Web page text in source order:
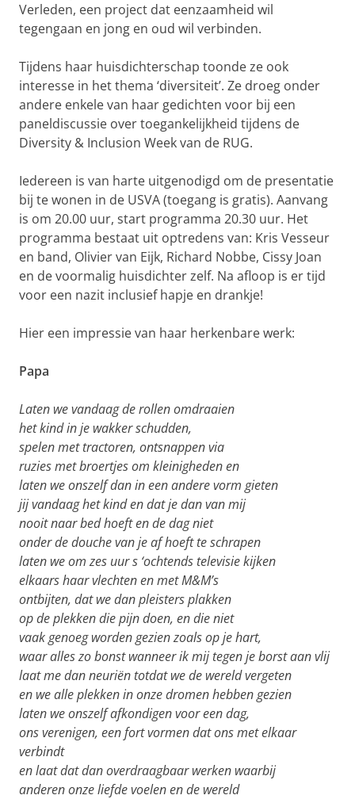
Verleden, een project dat eenzaamheid wil
tegengaan en jong en oud wil verbinden.
Tijdens haar huisdichterschap toonde ze ook
interesse in het thema ‘diversiteit’. Ze droeg onder
andere enkele van haar gedichten voor bij een
paneldiscussie over toegankelijkheid tijdens de
Diversity & Inclusion Week van de RUG.
Iedereen is van harte uitgenodigd om de presentatie
bij te wonen in de USVA (toegang is gratis). Aanvang
is om 20.00 uur, start programma 20.30 uur. Het
programma bestaat uit optredens van: Kris Vesseur
en band, Olivier van Eijk, Richard Nobbe, Cissy Joan
en de voormalig huisdichter zelf. Na afloop is er tijd
voor een nazit inclusief hapje en drankje!
Hier een impressie van haar herkenbare werk:
Papa
Laten we vandaag de rollen omdraaien
het kind in je wakker schudden,
spelen met tractoren, ontsnappen via
ruzies met broertjes om kleinigheden en
laten we onszelf dan in een andere vorm gieten
jij vandaag het kind en dat je dan van mij
nooit naar bed hoeft en de dag niet
onder de douche van je af hoeft te schrapen
laten we om zes uur s ‘ochtends televisie kijken
elkaars haar vlechten en met M&M’s
ontbijten, dat we dan pleisters plakken
op de plekken die pijn doen, en die niet
vaak genoeg worden gezien zoals op je hart,
waar alles zo bonst wanneer ik mij tegen je borst aan vlij
laat me dan neuriën totdat we de wereld vergeten
en we alle plekken in onze dromen hebben gezien
laten we onszelf afkondigen voor een dag,
ons verenigen, een fort vormen dat ons met elkaar
verbindt
en laat dat dan overdraagbaar werken waarbij
anderen onze liefde voelen en de wereld